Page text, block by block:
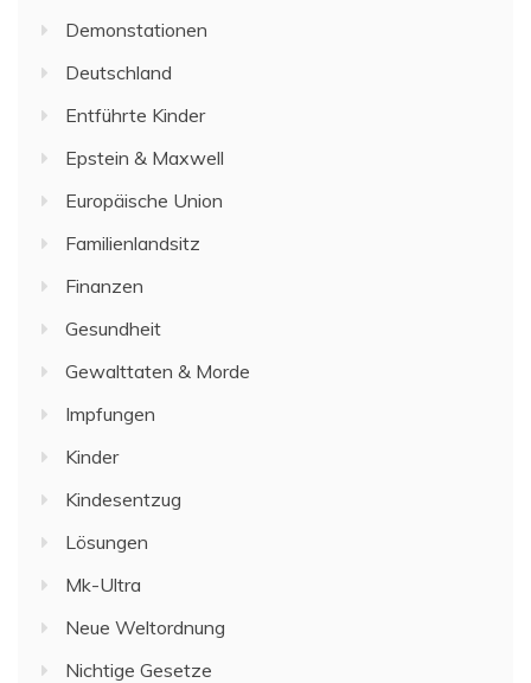
Demonstationen
Deutschland
Entführte Kinder
Epstein & Maxwell
Europäische Union
Familienlandsitz
Finanzen
Gesundheit
Gewalttaten & Morde
Impfungen
Kinder
Kindesentzug
Lösungen
Mk-Ultra
Neue Weltordnung
Nichtige Gesetze